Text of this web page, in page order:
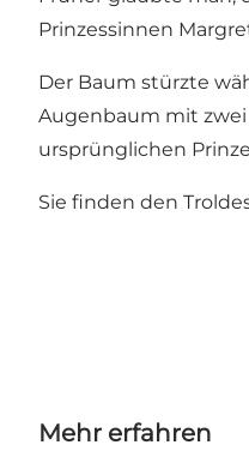
Prinzessinnen
Der Baum stürzte
Augenbaum mit zwei
ursprünglichen
Sie finden den
Mehr erfahren